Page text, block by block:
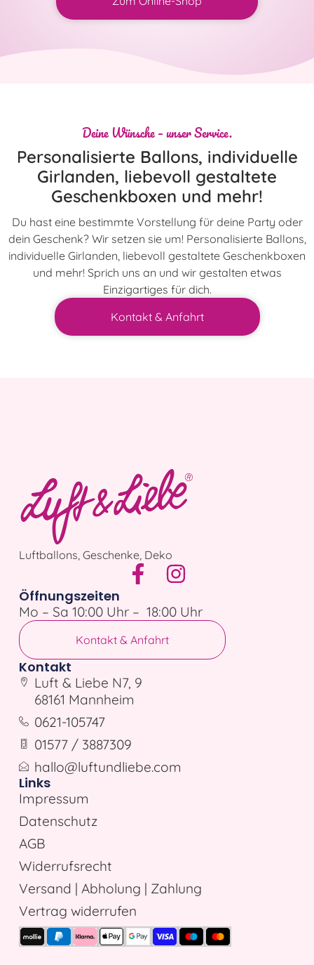
Deine Wünsche – unser Service.
Personalisierte Ballons, individuelle
Girlanden, liebevoll gestaltete
Geschenkboxen und mehr!
Du hast eine bestimmte Vorstellung für deine Party oder
dein Geschenk? Wir setzen sie um! Personalisierte Ballons,
individuelle Girlanden, liebevoll gestaltete Geschenkboxen
und mehr! Sprich uns an und wir gestalten etwas
Einzigartiges für dich.
Kontakt & Anfahrt
Luftballons, Geschenke, Deko
Öffnungszeiten
Mo – Sa 10:00 Uhr – 18:00 Uhr
Kontakt & Anfahrt
Kontakt
Luft & Liebe N7, 9
68161 Mannheim
0621-105747
01577 / 3887309
hallo@luftundliebe.com
Links
Impressum
Datenschutz
AGB
Widerrufsrecht
Versand | Abholung | Zahlung
Vertrag widerrufen